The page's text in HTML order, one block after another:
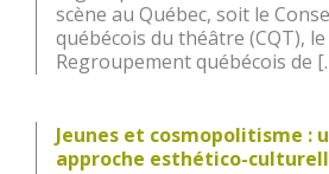
scène au Québec, soit le
québécois du théâtre (CQT), le
Regroupement québécois de
Jeunes et cosmopolitisme :
approche esthético-